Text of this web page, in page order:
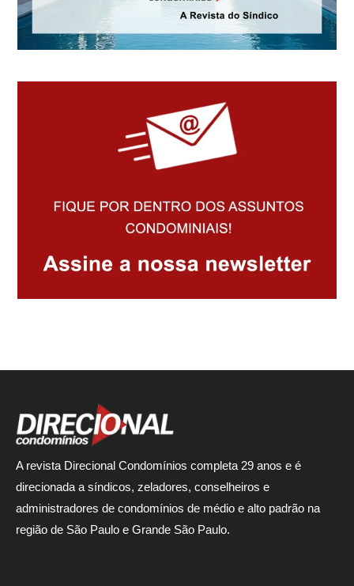
A revista Direcional Condomínios completa 29 anos e é
direcionada a síndicos, zeladores, conselheiros e
administradores de condomínios de médio e alto padrão na
região de São Paulo e Grande São Paulo.